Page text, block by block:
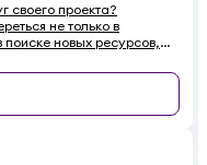
своего проекта?
не только в
новых ресурсов,